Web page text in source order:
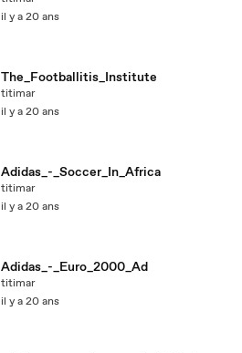
il y a 20 ans
The_Footballitis_Institute
titimar
il y a 20 ans
Adidas_-_Soccer_In_Africa
titimar
il y a 20 ans
Adidas_-_Euro_2000_Ad
titimar
il y a 20 ans